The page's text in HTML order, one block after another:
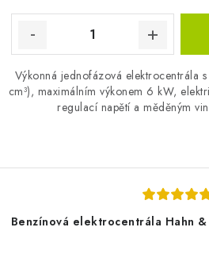
Výkonná jednofázová elektrocentrála
cm³), maximálním výkonem 6 kW,
regulací napětí a měděným
Benzínová elektrocentrála Hahn &